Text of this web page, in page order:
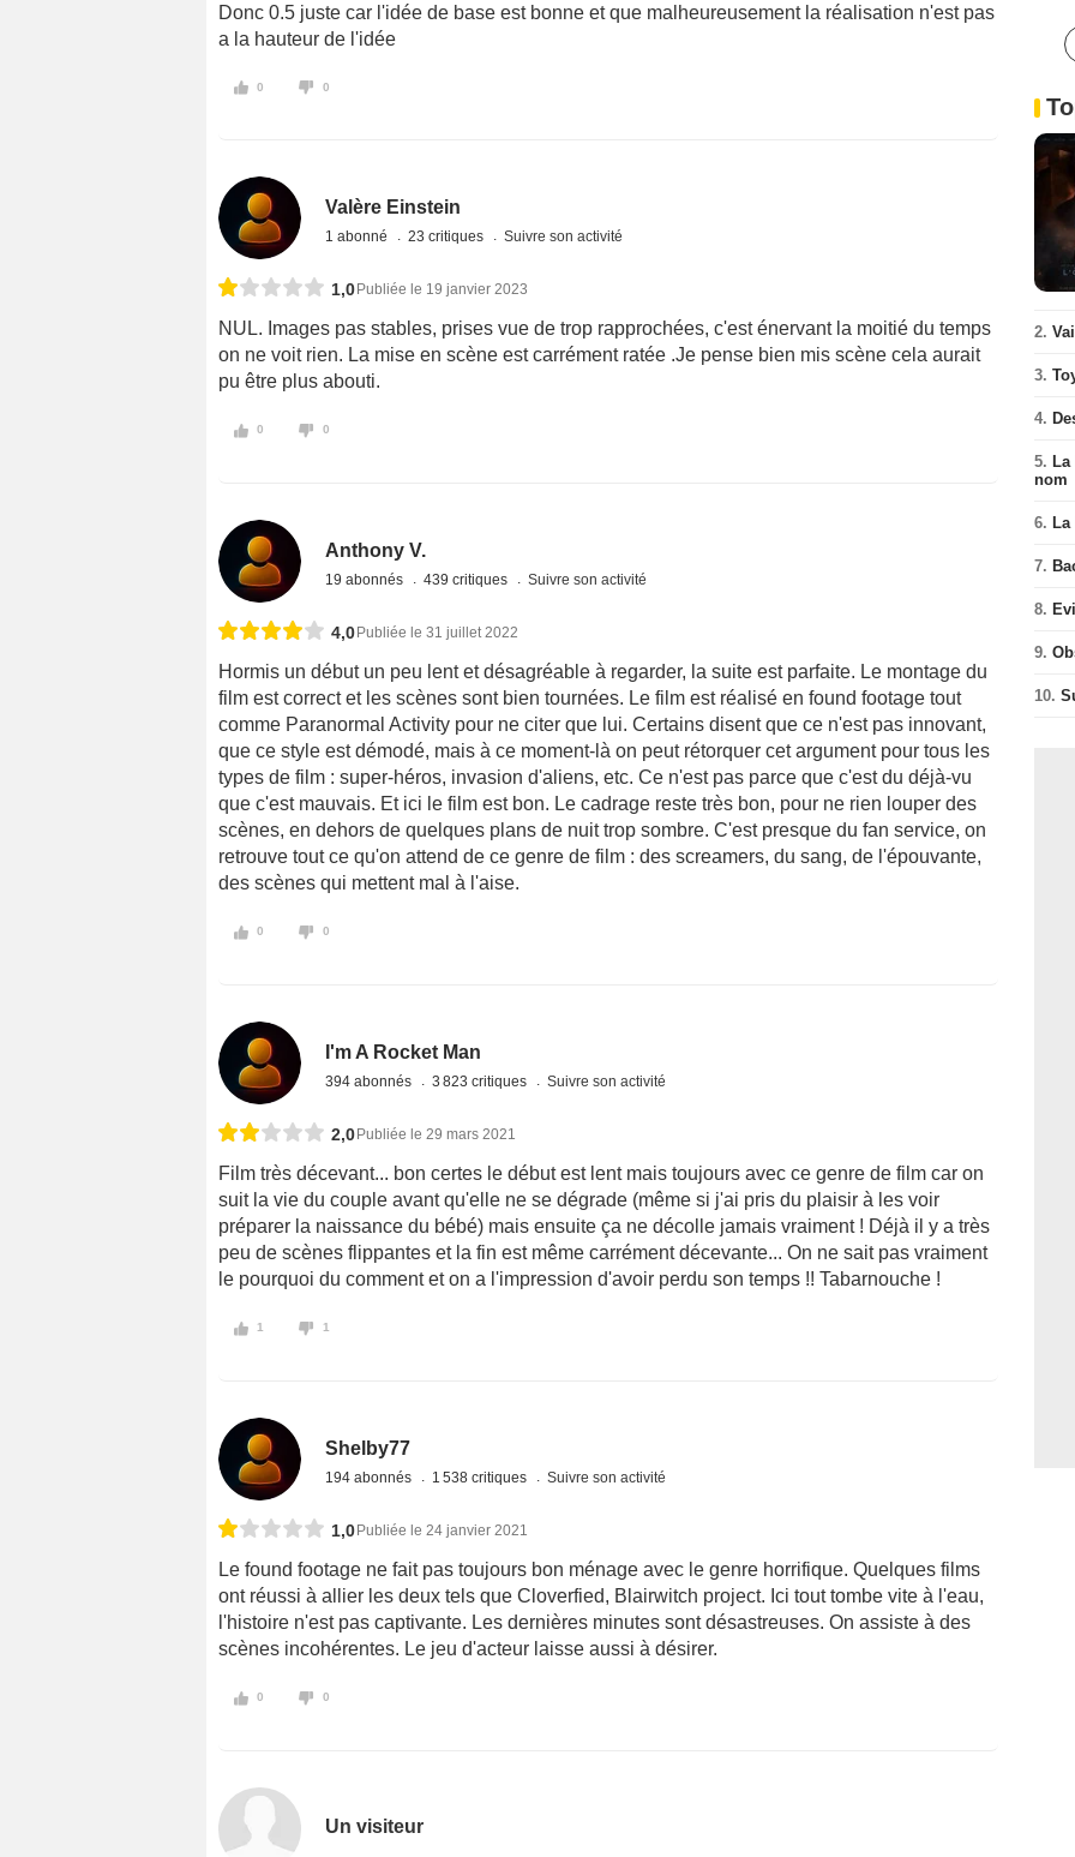
Donc 0.5 juste car l'idée de base est bonne et que malheureusement la réalisation n'est pas
a la hauteur de l'idée
0 0
Valère Einstein
1 abonné 23 critiques Suivre son activité
1,0 Publiée le 19 janvier 2023
NUL. Images pas stables, prises vue de trop rapprochées, c'est énervant la moitié du temps
on ne voit rien. La mise en scène est carrément ratée .Je pense bien mis scène cela aurait
pu être plus abouti.
0 0
Anthony V.
19 abonnés 439 critiques Suivre son activité
4,0 Publiée le 31 juillet 2022
Hormis un début un peu lent et désagréable à regarder, la suite est parfaite. Le montage du
film est correct et les scènes sont bien tournées. Le film est réalisé en found footage tout
comme Paranormal Activity pour ne citer que lui. Certains disent que ce n'est pas innovant,
que ce style est démodé, mais à ce moment-là on peut rétorquer cet argument pour tous les
types de film : super-héros, invasion d'aliens, etc. Ce n'est pas parce que c'est du déjà-vu
que c'est mauvais. Et ici le film est bon. Le cadrage reste très bon, pour ne rien louper des
scènes, en dehors de quelques plans de nuit trop sombre. C'est presque du fan service, on
retrouve tout ce qu'on attend de ce genre de film : des screamers, du sang, de l'épouvante,
des scènes qui mettent mal à l'aise.
0 0
I'm A Rocket Man
394 abonnés 3 823 critiques Suivre son activité
2,0 Publiée le 29 mars 2021
Film très décevant... bon certes le début est lent mais toujours avec ce genre de film car on
suit la vie du couple avant qu'elle ne se dégrade (même si j'ai pris du plaisir à les voir
préparer la naissance du bébé) mais ensuite ça ne décolle jamais vraiment ! Déjà il y a très
peu de scènes flippantes et la fin est même carrément décevante... On ne sait pas vraiment
le pourquoi du comment et on a l'impression d'avoir perdu son temps !! Tabarnouche !
1 1
Shelby77
194 abonnés 1 538 critiques Suivre son activité
1,0 Publiée le 24 janvier 2021
Le found footage ne fait pas toujours bon ménage avec le genre horrifique. Quelques films
ont réussi à allier les deux tels que Cloverfied, Blairwitch project. Ici tout tombe vite à l'eau,
l'histoire n'est pas captivante. Les dernières minutes sont désastreuses. On assiste à des
scènes incohérentes. Le jeu d'acteur laisse aussi à désirer.
0 0
Un visiteur
2.
3.
4.
5.
nom
6.
7.
8.
9.
10.